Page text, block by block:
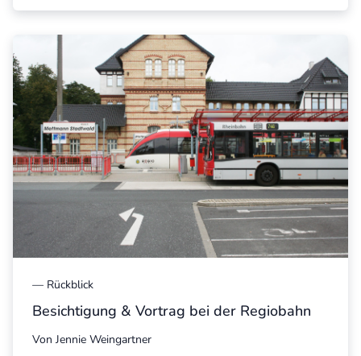
— Rückblick
Besichtigung & Vortrag bei der Regiobahn
Von Jennie Weingartner